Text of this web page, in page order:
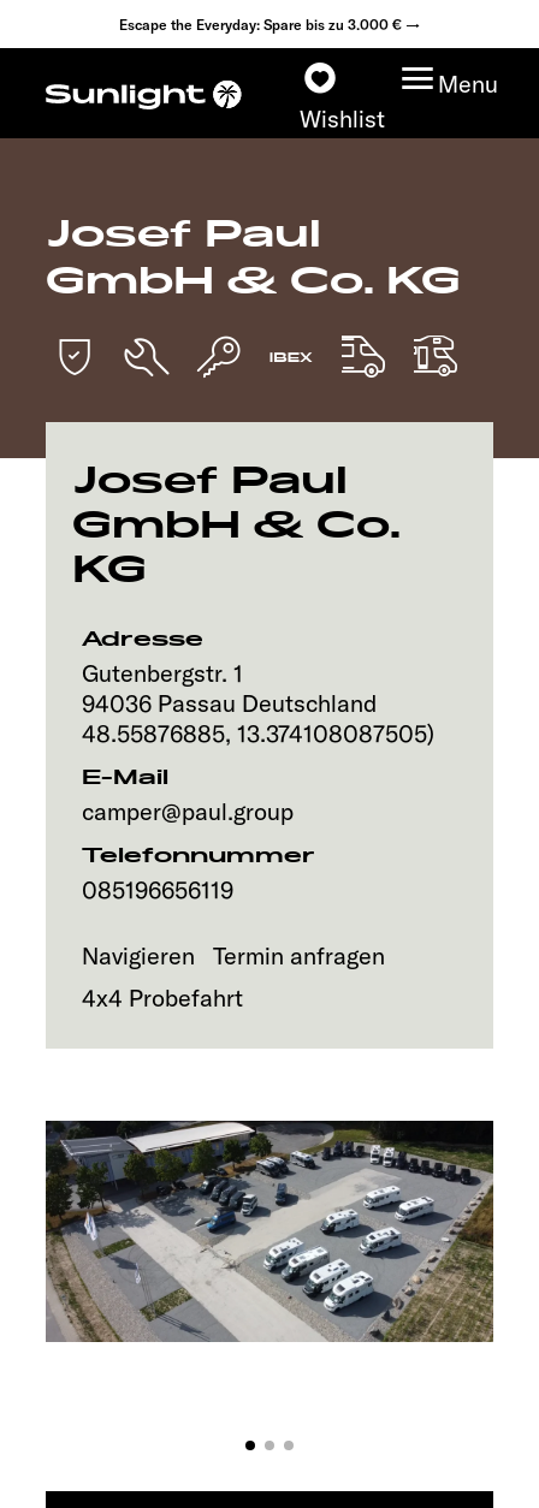
Escape the Everyday: Spare bis zu 3.000 € →
Wishlist
Menu
Modelle
Fahrzeugfinder
Händlersuche
Explore
Service
Josef Paul
GmbH & Co. KG
Josef Paul
GmbH & Co.
KG
Adresse
Gutenbergstr. 1
94036 Passau Deutschland
48.55876885, 13.374108087505)
E-Mail
camper@paul.group
Telefonnummer
085196656119
Navigieren
Termin anfragen
4x4 Probefahrt